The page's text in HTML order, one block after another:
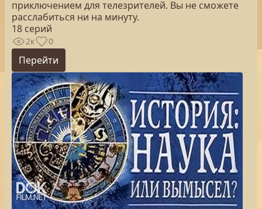
приключением для телезрителей. Вы не сможете
расслабиться ни на минуту.
18 серий
2к 0
Перейти